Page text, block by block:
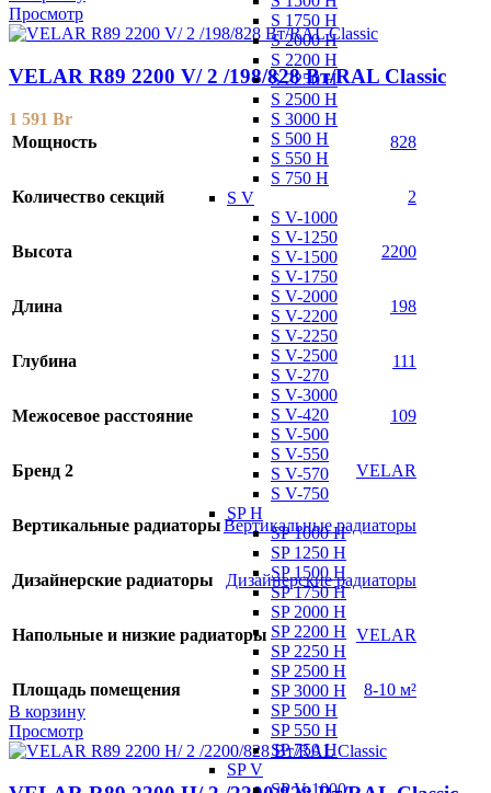
S 1750 H
S 2000 H
S 2200 H
S 2250 H
S 2500 H
S 3000 H
S 500 H
S 550 H
S 750 H
S V
S V-1000
S V-1250
S V-1500
S V-1750
S V-2000
S V-2200
S V-2250
S V-2500
S V-270
S V-3000
S V-420
S V-500
S V-550
S V-570
S V-750
SP H
SP 1000 H
SP 1250 H
SP 1500 H
SP 1750 H
SP 2000 H
SP 2200 H
SP 2250 H
SP 2500 H
SP 3000 H
SP 500 H
SP 550 H
SP 750 H
SP V
SP V-1000
Просмотр
VELAR R89 2200 V/ 2 /198/828 Вт/RAL Classic
1 591 Br
Мощность
828
Количество секций 2
Высота 2200
Длина 198
Глубина 111
Межосевое расстояние 109
Бренд 2 VELAR
Вертикальные радиаторыВертикальные радиаторы
Дизайнерские радиаторы Дизайнерские радиаторы
Напольные и низкие радиаторы VELAR
Площадь помещения
8-10 м²
В корзину
Просмотр